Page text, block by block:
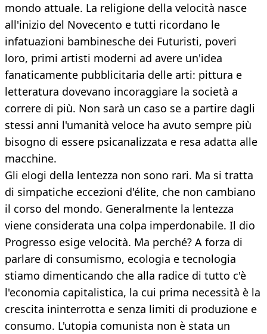
mondo attuale. La religione della velocità nasce
all'inizio del Novecento e tutti ricordano le
infatuazioni bambinesche dei Futuristi, poveri
loro, primi artisti moderni ad avere un'idea
fanaticamente pubblicitaria delle arti: pittura e
letteratura dovevano incoraggiare la società a
correre di più. Non sarà un caso se a partire dagli
stessi anni l'umanità veloce ha avuto sempre più
bisogno di essere psicanalizzata e resa adatta alle
macchine.
Gli elogi della lentezza non sono rari. Ma si tratta
di simpatiche eccezioni d'élite, che non cambiano
il corso del mondo. Generalmente la lentezza
viene considerata una colpa imperdonabile. Il dio
Progresso esige velocità. Ma perché? A forza di
parlare di consumismo, ecologia e tecnologia
stiamo dimenticando che alla radice di tutto c'è
l'economia capitalistica, la cui prima necessità è la
crescita ininterrotta e senza limiti di produzione e
consumo. L'utopia comunista non è stata un